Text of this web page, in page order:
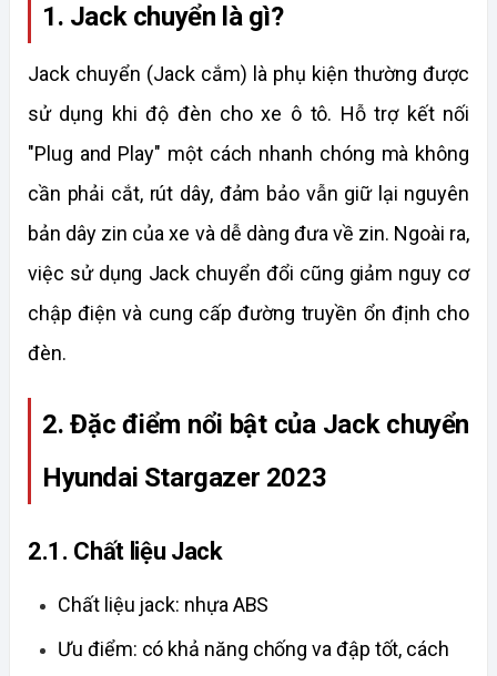
1. Jack chuyển là gì?
Jack chuyển (Jack cắm) là phụ kiện thường được
sử dụng khi độ đèn cho xe ô tô. Hỗ trợ kết nối
"Plug and Play" một cách nhanh chóng mà không
cần phải cắt, rút dây, đảm bảo vẫn giữ lại nguyên
bản dây zin của xe và dễ dàng đưa về zin. Ngoài ra,
việc sử dụng Jack chuyển đổi cũng giảm nguy cơ
chập điện và cung cấp đường truyền ổn định cho
đèn.
2. Đặc điểm nổi bật của Jack chuyển
Hyundai Stargazer 2023
2.1. Chất liệu Jack
Chất liệu jack: nhựa ABS
Ưu điểm: có khả năng chống va đập tốt, cách